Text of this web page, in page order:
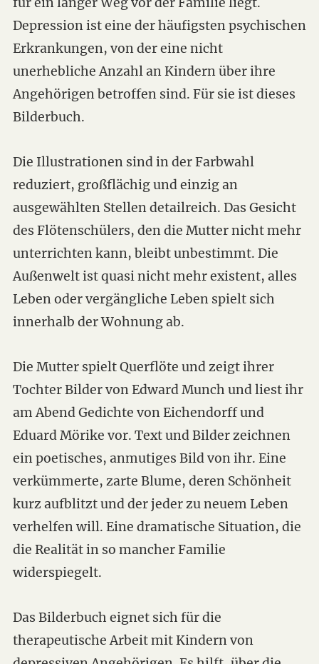
Depression ist eine der häufigsten psychischen
Erkrankungen, von der eine nicht
unerhebliche Anzahl an Kindern über ihre
Angehörigen betroffen sind. Für sie ist dieses
Bilderbuch.
Die Illustrationen sind in der Farbwahl
reduziert, großflächig und einzig an
ausgewählten Stellen detailreich. Das Gesicht
des Flötenschülers, den die Mutter nicht mehr
unterrichten kann, bleibt unbestimmt. Die
Außenwelt ist quasi nicht mehr existent, alles
Leben oder vergängliche Leben spielt sich
innerhalb der Wohnung ab.
Die Mutter spielt Querflöte und zeigt ihrer
Tochter Bilder von Edward Munch und liest ihr
am Abend Gedichte von Eichendorff und
Eduard Mörike vor. Text und Bilder zeichnen
ein poetisches, anmutiges Bild von ihr. Eine
verkümmerte, zarte Blume, deren Schönheit
kurz aufblitzt und der jeder zu neuem Leben
verhelfen will. Eine dramatische Situation, die
die Realität in so mancher Familie
widerspiegelt.
Das Bilderbuch eignet sich für die
therapeutische Arbeit mit Kindern von